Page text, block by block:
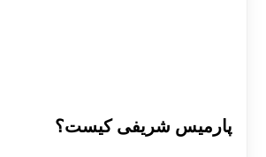
پارمیس شریفی کیست؟